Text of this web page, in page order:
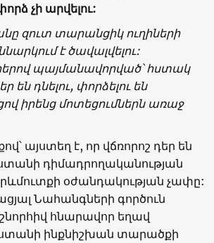
չի արվելու:
զուտ տարանցիկ ուղիների
է ծավալվելու:
պայմանավորված՝ հստակ
են դնելու, փորձելու են
իրենց մոտեցումներն առաջ
այստեղ է, որ վճռորոշ դեր են
դիմադրողականության
օժանդակության չափը:
Նահանգների գործուն
հնարավոր եղավ
ինքնիշխան տարածքի